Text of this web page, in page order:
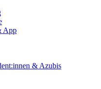
App
& Azubis